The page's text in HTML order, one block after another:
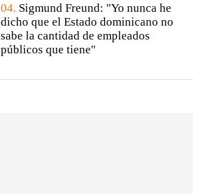
04. Sigmund Freund: "Yo nunca he
dicho que el Estado dominicano no
sabe la cantidad de empleados
públicos que tiene"